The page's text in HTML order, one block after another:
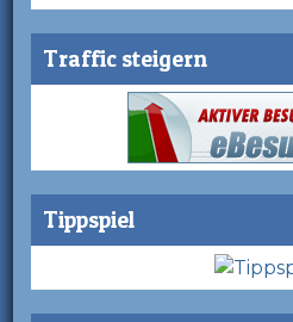
Traffic steigern
Tippspiel